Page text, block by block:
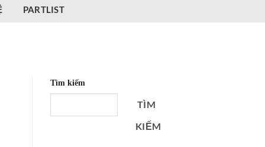
PARTLIST
Tìm kiếm
TÌM
KIẾM